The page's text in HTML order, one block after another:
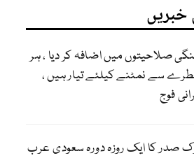
خبریں
صلاحیتوں میں اضافہ کر دیا ، ہر
سے نمٹنے کیلئے تیار ہیں ،
فوج
صدر کا ایک روزہ دورہ سعودی عرب